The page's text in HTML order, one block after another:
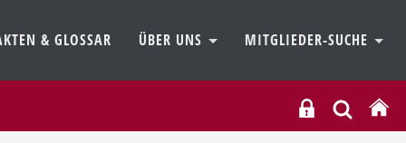
& GLOSSAR ÜBER UNS MITGLIEDER-SUCHE